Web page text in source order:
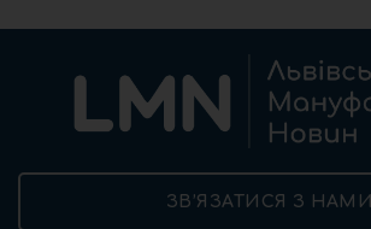
ЗВ’ЯЗАТИСЯ З НАМИ